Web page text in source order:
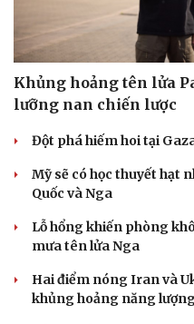
Cải chính
Khủng hoảng tên lửa
lưỡng nan chiến lược
Đột phá hiếm hoi tại
Mỹ sẽ có học thuyết hạt
Quốc và Nga
Lỗ hổng khiến phòng
mưa tên lửa Nga
Hai điểm nóng Iran và
khủng hoảng năng